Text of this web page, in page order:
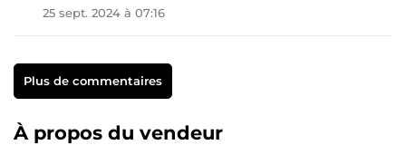
25 sept. 2024 à 07:16
Plus de commentaires
À propos du vendeur